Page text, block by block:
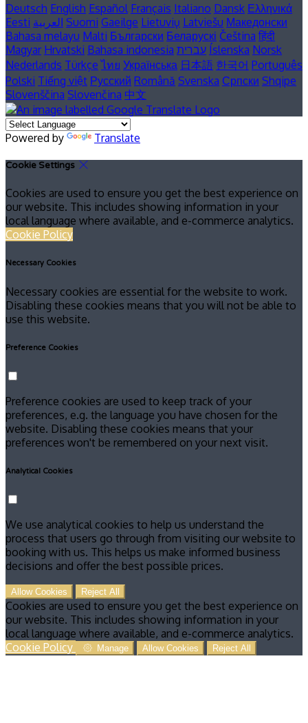
Deutsch English Español Français Italiano Dansk Ελληνικά
Eesti العربية Suomi Gaeilge Lietuvių Latviešu Македонски
Bahasa melayu Malti Български Беларускі Čeština हिंदी
Magyar Hrvatski Bahasa indonesia עברית Íslenska Norsk
Nederlands Türkçe ไทย Українська 日本語 한국어 Português
Polski Tiếng việt Русский Română Svenska Српски Shqipe
Slovenščina Slovenčina 中文
Powered by Translate
Cookie Settings
Cookies are used to ensure you get the best experience on
our website. This includes showing information in your
local language where available, and e-commerce analytics.
Cookie Policy
Necessary Cookies
Necessary cookies are essential for the website to work.
Disabling these cookies means that you will not be able to
use this website.
Preference Cookies
Preference cookies are used to keep track of your
preferences, e.g. the language you have chosen for the
website. Disabling these cookies means that your
preferences won't be remembered on your next visit.
Analytical Cookies
We use analytical cookies to help us understand the
process that users go through from visiting our website to
booking with us. This helps us make informed business
decisions and offer the best possible prices.
Allow Cookies Reject All
Cookies are used to ensure you get the best experience on
our website. This includes showing information in your
local language where available, and e-commerce analytics.
Cookie Policy
Manage Allow Cookies Reject All